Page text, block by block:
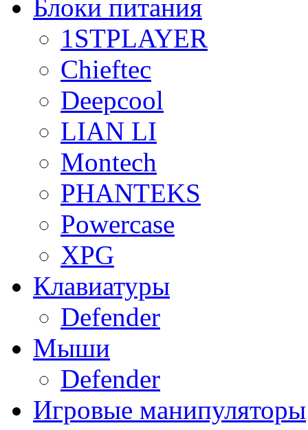
Блоки питания
1STPLAYER
Chieftec
Deepcool
LIAN LI
Montech
PHANTEKS
Powercase
XPG
Клавиатуры
Defender
Мыши
Defender
Игровые манипуляторы